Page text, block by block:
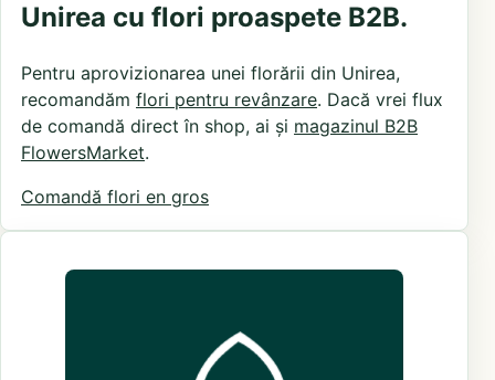
Unirea cu flori proaspete B2B.
Pentru aprovizionarea unei florării din Unirea,
recomandăm flori pentru revânzare. Dacă vrei flux
de comandă direct în shop, ai și magazinul B2B
FlowersMarket.
Comandă flori en gros